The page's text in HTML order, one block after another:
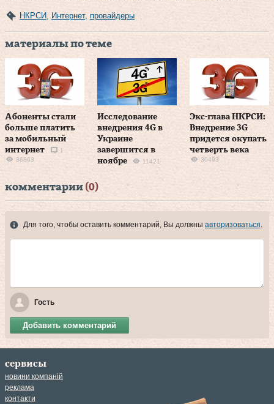
НКРСИ Интернет, провайдеры
материалы по теме
Абоненты стали
больше платить
за мобильный
интернет
1
36863
Исследование
внедрения 4G в
Украине
завершится в
ноябре
11421
Экс-глава НКРСИ:
Внедрение 3G
придется окупать
четверть века
30493
комментарии (0)
Для того, чтобы оставить комментарий, Вы должны авторизоваться.
Гость
Добавить комментарий
сервисы
новини компаній
реклама
контакти